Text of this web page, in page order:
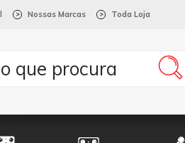
> Nossas Marcas > Toda Loja